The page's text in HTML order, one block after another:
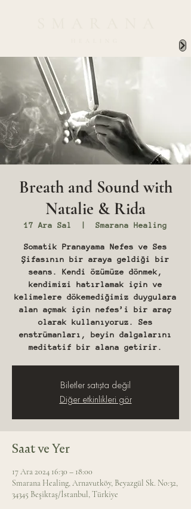
Breath and Sound with
Natalie & Rida
17 Ara Sal Smarana Healing
Somatik Pranayama Nefes ve Ses
Şifasının bir araya geldiği bir
seans. Kendi özümüze dönmek,
kendimizi hatırlamak için ve
kelimelere dökemediğimiz duygulara
alan açmak için nefes’i bir araç
olarak kullanıyoruz. Ses
enstrümanları, beyin dalgalarını
meditatif bir alana getirir.
Biletler satışta değil
Diğer etkinlikleri gör
Saat ve Yer
17 Ara 2024 16:30 – 18:00
Smarana Healing, Arnavutköy, Beyazgül Sk. No:32,
34345 Beşiktaş/İstanbul, Türkiye